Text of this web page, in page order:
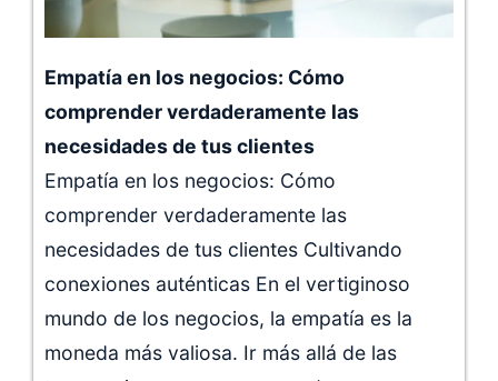
Empatía en los negocios: Cómo
comprender verdaderamente las
necesidades de tus clientes
Empatía en los negocios: Cómo
comprender verdaderamente las
necesidades de tus clientes Cultivando
conexiones auténticas En el vertiginoso
mundo de los negocios, la empatía es la
moneda más valiosa. Ir más allá de las